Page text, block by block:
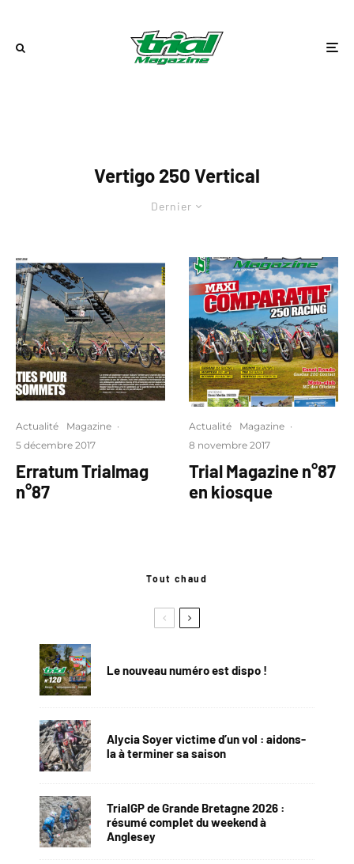
Vertigo 250 Vertical
Dernier
Actualité Magazine ·
5 décembre 2017
Erratum Trialmag
n°87
Actualité Magazine ·
8 novembre 2017
Trial Magazine n°87
en kiosque
Tout chaud
Le nouveau numéro est dispo !
Alycia Soyer victime d’un vol : aidons-
la à terminer sa saison
TrialGP de Grande Bretagne 2026 :
résumé complet du weekend à
Anglesey